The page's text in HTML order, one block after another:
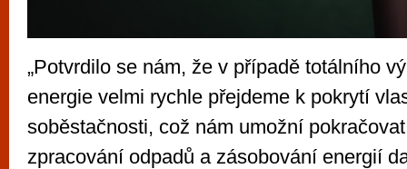
„Potvrdilo se nám, že v případě totálního
energie velmi rychle přejdeme k pokrytí
soběstačnosti, což nám umožní
zpracování odpadů a zásobování energií